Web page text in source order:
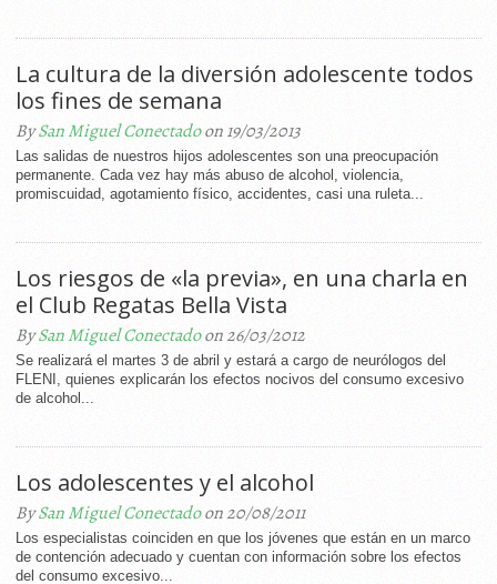
La cultura de la diversión adolescente todos
los fines de semana
BySan Miguel Conectadoon 19/03/2013
Las salidas de nuestros hijos adolescentes son una preocupación
permanente. Cada vez hay más abuso de alcohol, violencia,
promiscuidad, agotamiento físico, accidentes, casi una ruleta...
Los riesgos de «la previa», en una charla en
el Club Regatas Bella Vista
BySan Miguel Conectadoon 26/03/2012
Se realizará el martes 3 de abril y estará a cargo de neurólogos del
FLENI, quienes explicarán los efectos nocivos del consumo excesivo
de alcohol...
Los adolescentes y el alcohol
BySan Miguel Conectadoon 20/08/2011
Los especialistas coinciden en que los jóvenes que están en un marco
de contención adecuado y cuentan con información sobre los efectos
del consumo excesivo...